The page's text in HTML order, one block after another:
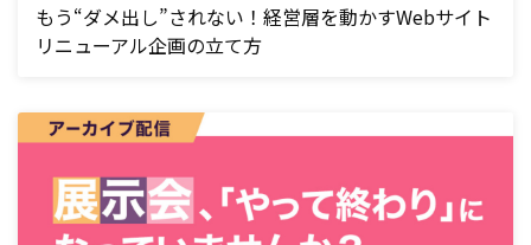
もう“ダメ出し”されない！経営層を動かすWebサイト
リニューアル企画の立て方